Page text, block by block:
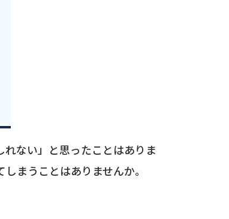
ない」と思ったことはありま
まうことはありませんか。